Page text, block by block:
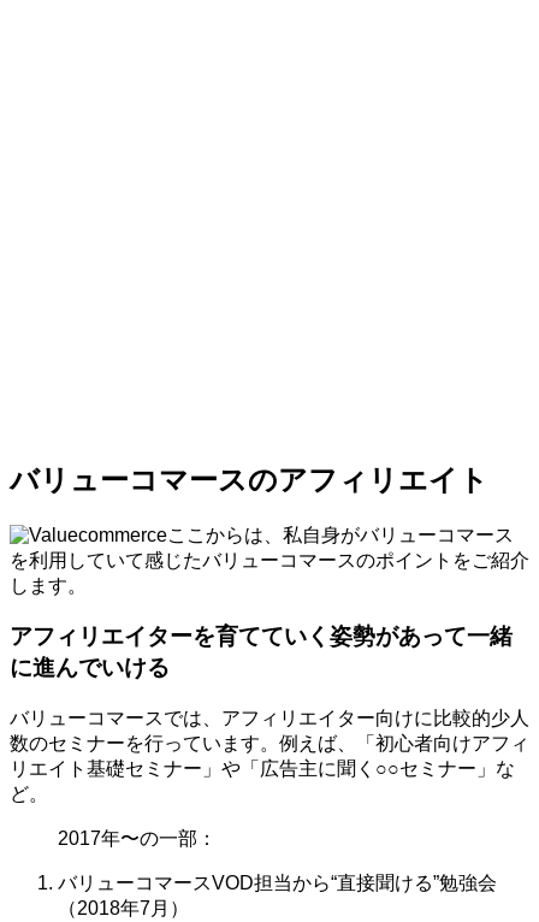
バリューコマースのアフィリエイト
ここからは、私自身がバリューコマース
を利用していて感じたバリューコマースのポイントをご紹介
します。
アフィリエイターを育てていく姿勢があって一緒
に進んでいける
バリューコマースでは、アフィリエイター向けに比較的少人
数のセミナーを行っています。例えば、「初心者向けアフィ
リエイト基礎セミナー」や「広告主に聞く○○セミナー」な
ど。
2017年〜の一部：
バリューコマースVOD担当から“直接聞ける”勉強会
（2018年7月）